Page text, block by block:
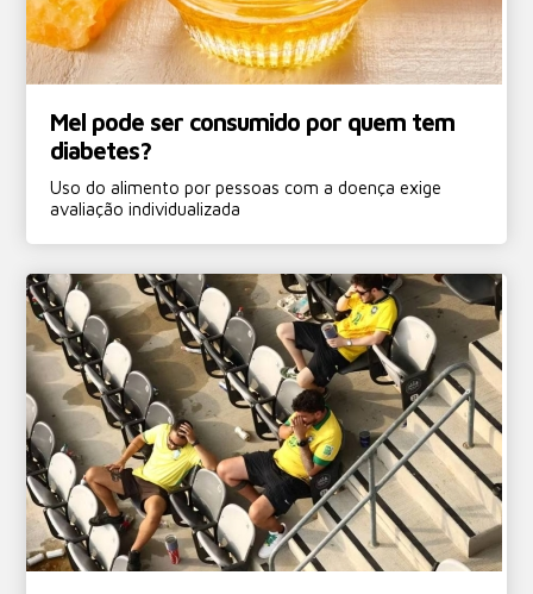
Mel pode ser consumido por quem tem
diabetes?
Uso do alimento por pessoas com a doença exige
avaliação individualizada